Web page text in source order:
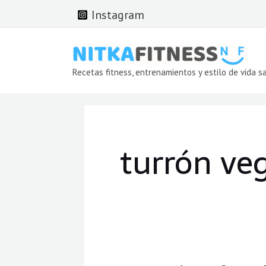
Instagram
Recetas fitness, entrenamientos y estilo de vida
turrón